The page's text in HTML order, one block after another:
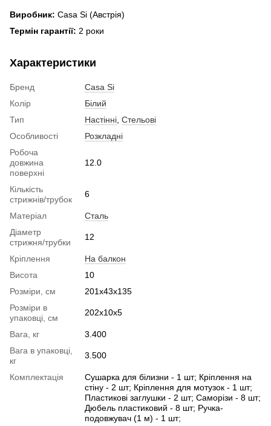
Виробник: Casa Si (Австрія)
Термін гарантії: 2 роки
Характеристики
Бренд
Casa Si
Колір
Білий
Тип
Настінні Стельові
Особливості
Розкладні
Робоча
довжина
поверхні
12.0
Кількість
стрижнів/трубок
6
Матеріал
Сталь
Діаметр
стрижня/трубки
12
Кріплення
На балкон
Висота
10
Розміри, см
201x43x135
Розміри в
упаковці, см
202x10x5
Вага, кг
3.400
Вага в упаковці,
кг
3.500
Комплектація
Сушарка для білизни - 1 шт; Кріплення на
стіну - 2 шт; Кріплення для мотузок - 1 шт;
Пластикові заглушки - 2 шт; Саморізи - 8 шт;
Дюбель пластиковий - 8 шт; Ручка-
подовжувач (1 м) - 1 шт;